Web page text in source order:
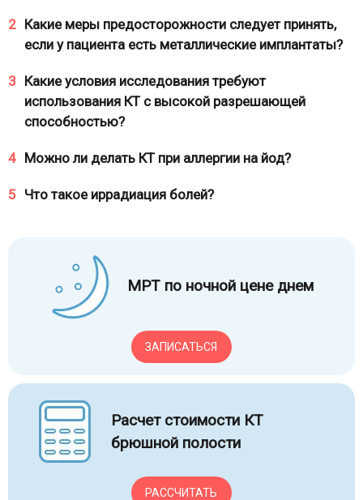
МРТ по ночной цене днем
ЗАПИСАТЬСЯ
Расчет стоимости КТ
брюшной полости
РАССЧИТАТЬ
2 Какие меры предосторожности следует принять,
если у пациента есть металлические имплантаты?
3 Какие условия исследования требуют
использования КТ с высокой разрешающей
способностью?
4 Можно ли делать КТ при аллергии на йод?
5 Что такое иррадиация болей?